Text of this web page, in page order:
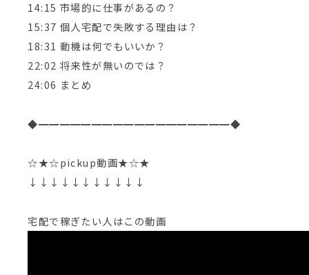
14:15 市場的に仕事があるの？
15:37 個人宅配で失敗する理由は？
18:31 動機は何でもいいか？
22:02 将来性が無いのでは？
24:06 まとめ
◆━━━━━━━━━━━━━━━━━━◆
☆★☆pickup動画★☆★
↓↓↓↓↓↓↓↓↓↓↓
宅配で稼ぎたい人はこの動画